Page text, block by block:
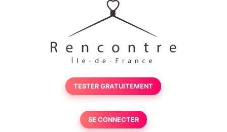
TESTER GRATUITEMENT
SE CONNECTER